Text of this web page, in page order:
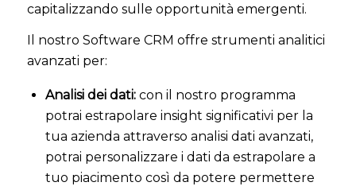
capitalizzando sulle opportunità emergenti.
Il nostro Software CRM offre strumenti analitici
avanzati per:
Analisi dei dati:con il nostro programma
potrai estrapolare insight significativi per la
tua azienda attraverso analisi dati avanzati,
potrai personalizzare i dati da estrapolare a
tuo piacimento così da potere permettere